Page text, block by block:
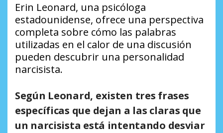
Erin Leonard, una psicóloga
estadounidense, ofrece una perspectiva
completa sobre cómo las palabras
utilizadas en el calor de una discusión
pueden descubrir una personalidad
narcisista.
Según Leonard, existen tres frases
específicas que dejan a las claras que
un narcisista está intentando desviar